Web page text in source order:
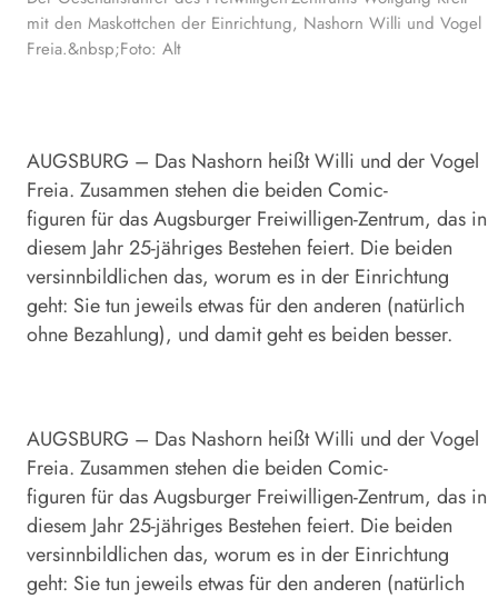
mit den Maskottchen der Einrichtung, Nashorn Willi und Vogel
Freia.&nbsp;Foto: Alt
AUGSBURG – Das Nashorn heißt Willi und der Vogel
Freia. Zusammen stehen die beiden Comic-
figuren für das Augsburger Freiwilligen-Zentrum, das in
diesem Jahr 25-jähriges Bestehen feiert. Die beiden
versinnbildlichen das, worum es in der Einrichtung
geht: Sie tun jeweils etwas für den anderen (natürlich
ohne Bezahlung), und damit geht es beiden besser.
AUGSBURG – Das Nashorn heißt Willi und der Vogel
Freia. Zusammen stehen die beiden Comic-
figuren für das Augsburger Freiwilligen-Zentrum, das in
diesem Jahr 25-jähriges Bestehen feiert. Die beiden
versinnbildlichen das, worum es in der Einrichtung
geht: Sie tun jeweils etwas für den anderen (natürlich